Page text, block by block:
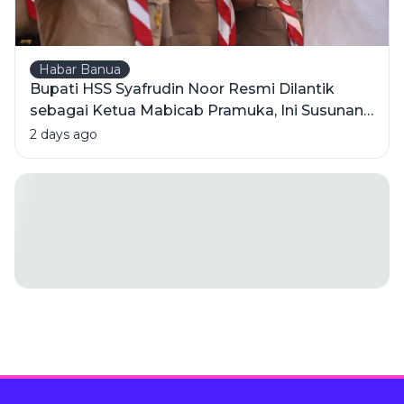
Habar Banua
Bupati HSS Syafrudin Noor Resmi Dilantik
sebagai Ketua Mabicab Pramuka, Ini Susunan
Pengurus 2025-2030
2 days ago